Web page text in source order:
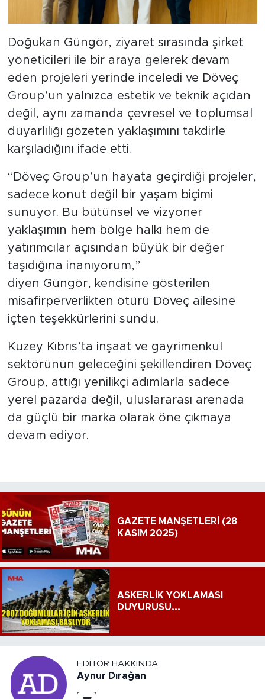
Doğukan Güngör, ziyaret sırasında şirket
yöneticileri ile bir araya gelerek devam
eden projeleri yerinde inceledi ve Döveç
Group’un yalnızca estetik ve teknik açıdan
değil, aynı zamanda çevresel ve toplumsal
duyarlılığı gözeten yaklaşımını takdirle
karşıladığını ifade etti.
“Döveç Group’un hayata geçirdiği projeler,
sadece konut değil bir yaşam biçimi
sunuyor. Bu bütünsel ve vizyoner
yaklaşımın hem bölge halkı hem de
yatırımcılar açısından büyük bir değer
taşıdığına inanıyorum,”
diyen Güngör, kendisine gösterilen
misafirperverlikten ötürü Döveç ailesine
içten teşekkürlerini sundu.
Kuzey Kıbrıs’ta inşaat ve gayrimenkul
sektörünün geleceğini şekillendiren Döveç
Group, attığı yenilikçi adımlarla sadece
yerel pazarda değil, uluslararası arenada
da güçlü bir marka olarak öne çıkmaya
devam ediyor.
GAZETE MANŞETLERİ (28
KASIM 2025)
ASKERLİK YOKLAMASI
DUYURUSU...
EDITÖR HAKKINDA
Aynur Dırağan